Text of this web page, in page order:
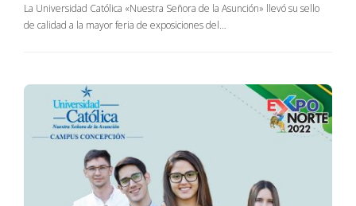
La Universidad Católica «Nuestra Señora de la Asunción» llevó su sello
de calidad a la mayor feria de exposiciones del…